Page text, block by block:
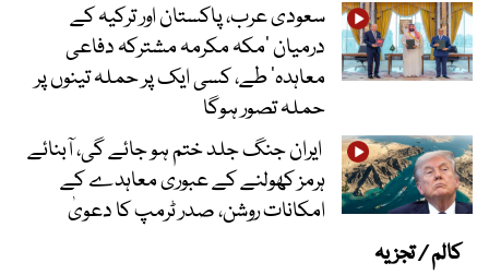
سعودی عرب، پاکستان اور ترکیہ کے
درمیان ’مکہ مکرمہ مشترکہ دفاعی
معاہدہ‘ طے، کسی ایک پر حملہ تینوں پر
حملہ تصور ہوگا
ایران جنگ جلد ختم ہو جائے گی، آبنائے
ہرمز کھولنے کے عبوری معاہدے کے
امکانات روشن، صدر ٹرمپ کا دعویٰ
کالم / تجزیہ